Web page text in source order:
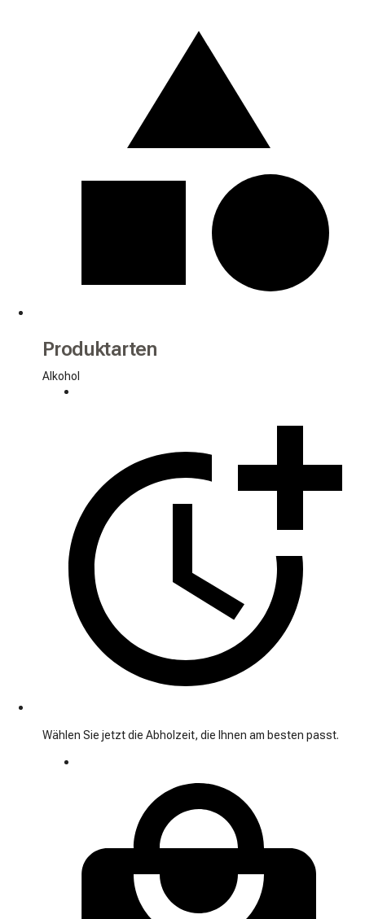
Produktarten
Alkohol
Wählen Sie jetzt die Abholzeit, die Ihnen am besten passt.